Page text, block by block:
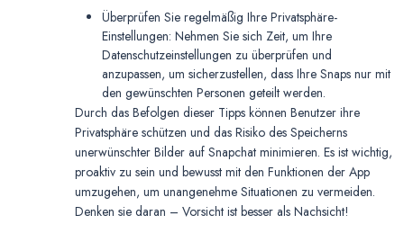
Überprüfen Sie regelmäßig Ihre Privatsphäre-
Einstellungen: Nehmen Sie sich Zeit, um Ihre
Datenschutzeinstellungen zu überprüfen und
anzupassen, um sicherzustellen, dass Ihre Snaps nur mit
den gewünschten Personen geteilt werden.
Durch das Befolgen dieser Tipps können Benutzer ihre
Privatsphäre schützen und das Risiko des Speicherns
unerwünschter Bilder auf Snapchat minimieren. Es ist wichtig,
proaktiv zu sein und bewusst mit den Funktionen der App
umzugehen, um unangenehme Situationen zu vermeiden.
Denken sie daran – Vorsicht ist besser als Nachsicht!